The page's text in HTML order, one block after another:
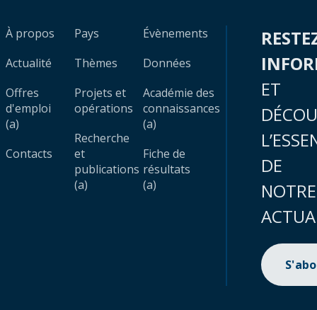
À propos
Actualité
Offres
d'emploi
(a)
Contacts
Pays
Thèmes
Projets et
opérations
Recherche
et
publications
(a)
Évènements
Données
Académie des
connaissances
(a)
Fiche de
résultats
(a)
ET
DE
NOTRE